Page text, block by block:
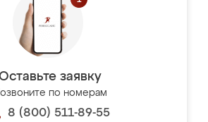
заявку
по номерам
8 (800) 511-89-55